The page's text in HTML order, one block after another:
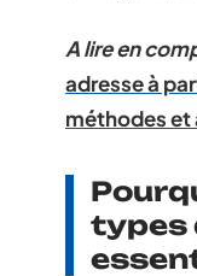
A lire en
adresse à
méthodes et
types